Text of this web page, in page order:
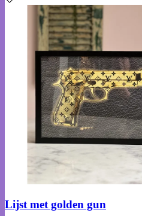
Lijst met golden gun